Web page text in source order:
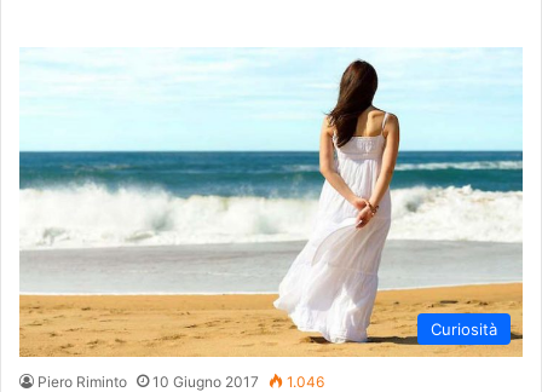
Curiosità
Piero Riminto 10 Giugno 2017 1.046